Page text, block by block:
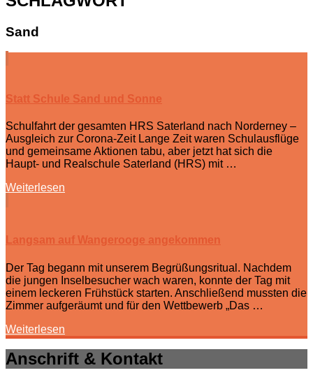
Sand
Statt Schule Sand und Sonne
Schulfahrt der gesamten HRS Saterland nach Norderney –
Ausgleich zur Corona-Zeit Lange Zeit waren Schulausflüge
und gemeinsame Aktionen tabu, aber jetzt hat sich die
Haupt- und Realschule Saterland (HRS) mit …
Weiterlesen
Langsam auf Wangerooge angekommen
Der Tag begann mit unserem Begrüßungsritual. Nachdem
die jungen Inselbesucher wach waren, konnte der Tag mit
einem leckeren Frühstück starten. Anschließend mussten die
Zimmer aufgeräumt und für den Wettbewerb „Das …
Weiterlesen
Anschrift & Kontakt